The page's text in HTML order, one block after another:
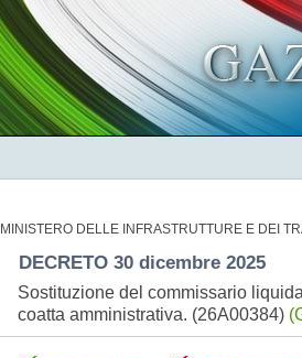
MINISTERO DELLE INFRASTRUTTURE E DEI
DECRETO 30 dicembre 2025
Sostituzione del commissario
coatta amministrativa. (26A00384)